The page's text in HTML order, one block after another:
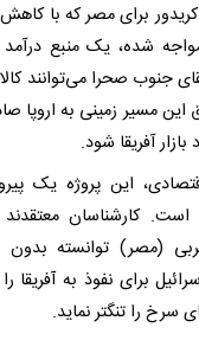
برای مصر که با
شده، یک منبع درآمد
جنوب صحرا می‌توانند
مسیر زمینی به اروپا
آفریقا شود.
این پروژه یک
است. کارشناسان
(مصر) توانسته بدون
برای نفوذ به
سرخ را تنگتر نماید.